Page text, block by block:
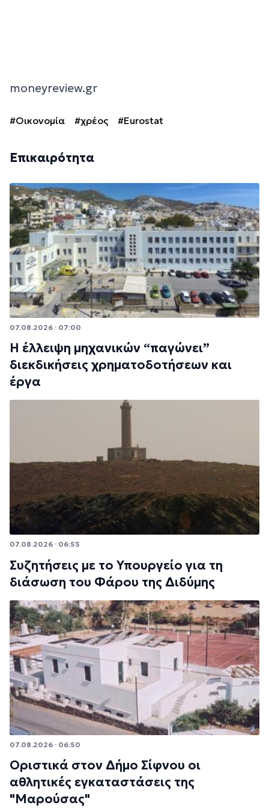
moneyreview.gr
#Οικονομία #χρέος #Eurostat
Επικαιρότητα
07.08.2026 · 07:00
Η έλλειψη μηχανικών “παγώνει”
διεκδικήσεις χρηματοδοτήσεων και
έργα
07.08.2026 · 06:55
Συζητήσεις με το Υπουργείο για τη
διάσωση του Φάρου της Διδύμης
07.08.2026 · 06:50
Οριστικά στον Δήμο Σίφνου οι
αθλητικές εγκαταστάσεις της
"Μαρούσας"